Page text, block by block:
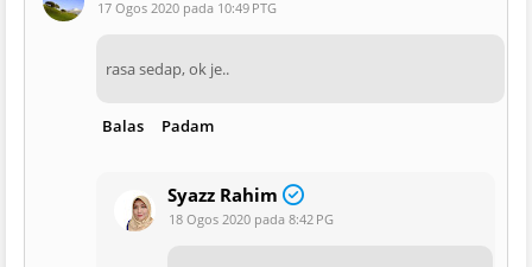
17 Ogos 2020 pada 10:49 PTG
rasa sedap, ok je..
Balas Padam
Syazz Rahim
18 Ogos 2020 pada 8:42 PG